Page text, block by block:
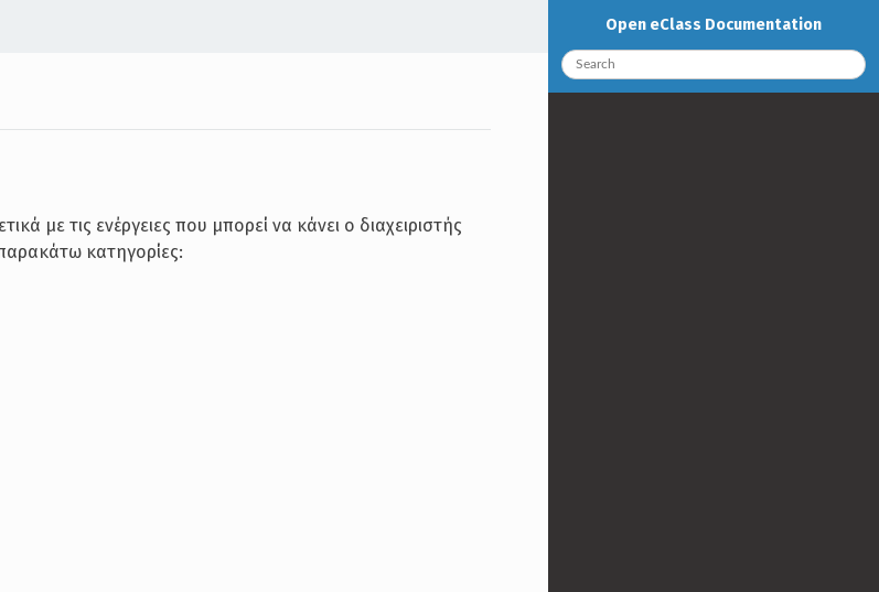
με τις ενέργειες που μπορεί να κάνει ο διαχειριστής
κατηγορίες:
Open eClass Documentation